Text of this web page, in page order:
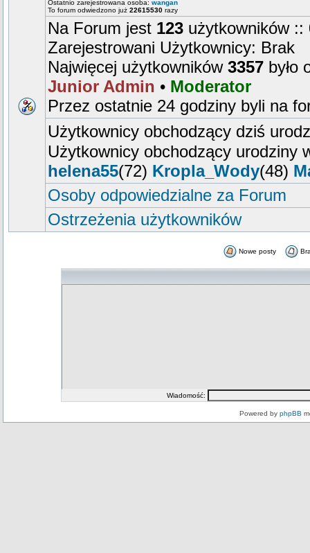
Ostatnio zarejestrowana osoba: wangan
To forum odwiedzono już 22615530 razy
Na Forum jest 123 użytkowników
Zarejestrowani Użytkownicy: Brak
Najwięcej użytkowników 3357 było
Junior Admin • Moderator
Przez ostatnie 24 godziny byli na
Użytkownicy obchodzący dziś
Użytkownicy obchodzący urodziny
helena55(72) Kropla_Wody(48)
Osoby odpowiedzialne za Forum
Ostrzeżenia użytkowników
Nowe posty
Wiadomość:
Powered by phpBB